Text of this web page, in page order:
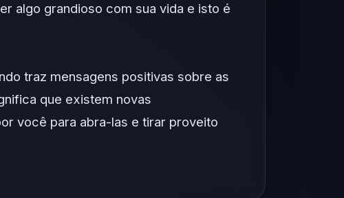
algo grandioso com sua vida e isto é
traz mensagens positivas sobre as
que existem novas
você para abra-las e tirar proveito